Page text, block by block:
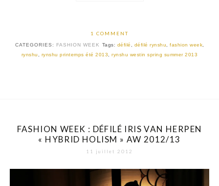
1 COMMENT
CATEGORIES: FASHION WEEK Tags: défilé , défilé rynshu, fashion week,
rynshu , rynshu printemps été 2013,rynshu westin spring summer 2013
FASHION WEEK : DÉFILÉ IRIS VAN HERPEN
« HYBRID HOLISM » AW 2012/13
11 juillet 2012